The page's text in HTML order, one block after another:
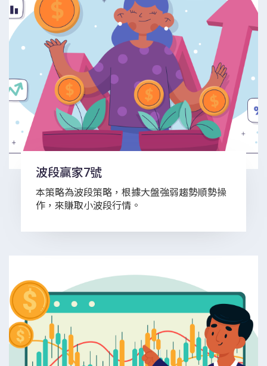
波段贏家7號
本策略為波段策略，根據大盤強弱趨勢順勢操
作，來賺取小波段行情。